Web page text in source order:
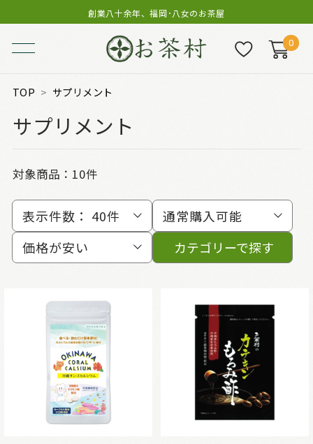
創業八十余年、福岡･八女のお茶屋
0
TOP サプリメント
サプリメント
対象商品： 10件
表示件数： 40件
通常購入可能
価格が安い
カテゴリーで探す